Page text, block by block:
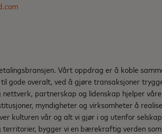
Vårt oppdrag er å koble
gode overalt, ved å gjøre transaksjoner
partnerskap og lidenskap hjelper våre
myndigheter og virksomheter å
kulturen vår og alt vi gjør i og utenfor
bygger vi en bærekraftig verden